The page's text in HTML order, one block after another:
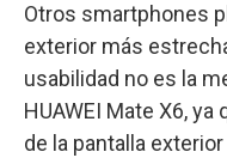
Otros smartphones
exterior más
usabilidad no es la
HUAWEI Mate X6,
de la pantalla